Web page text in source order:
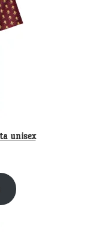
unisex